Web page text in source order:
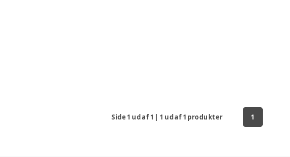
Side 1 ud af1 | 1 ud af 1 produkter 1